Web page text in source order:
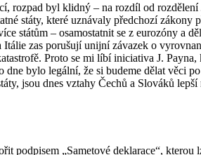
rozpad byl klidný – na rozdíl od
státy, které uznávaly předchozí
státům – osamostatnit se z eurozóny a
zas porušují unijní závazek o
Proto se mi líbí iniciativa J. Payna,
bylo legální, že si budeme dělat věci
jsou dnes vztahy Čechů a Slováků
„Sametové deklarace“, kterou